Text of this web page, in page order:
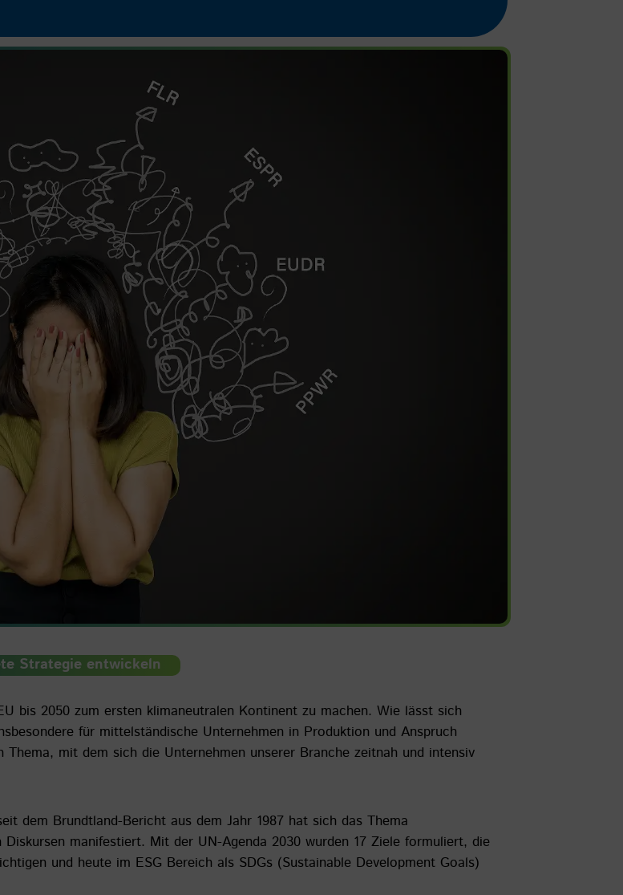
Strategie entwickeln
bis 2050 zum ersten klimaneutralen Kontinent zu machen. Wie lässt sich
für mittelständische Unternehmen in Produktion und Anspruch
mit dem sich die Unternehmen unserer Branche zeitnah und intensiv
dem Brundtland-Bericht aus dem Jahr 1987 hat sich das Thema
manifestiert. Mit der UN-Agenda 2030 wurden 17 Ziele formuliert, die
und heute im ESG Bereich als SDGs (Sustainable Development Goals)